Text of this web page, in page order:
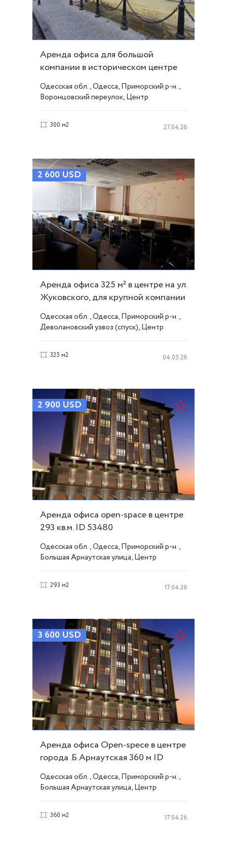
Аренда офиса для большой
компании в историческом центре
Одессы ID 52915
Одесская обл., Одесса, Приморский р-н.,
Воронцовский переулок, Центр
300 м2 27.04.26
2 600 USD
Аренда офиса 325 м² в центре на ул.
Жуковского, для крупной компании
ID 54217
Одесская обл., Одесса, Приморский р-н.,
Деволановский узвоз (спуск), Центр
325 м2 04.05.26
2 900 USD
Аренда офиса open-spасe в центре
293 кв.м. ID 53480
Одесская обл., Одесса, Приморский р-н.,
Большая Арнаутская улица, Центр
293 м2 17.04.26
3 600 USD
Аренда офиса Оpen-spece в центре
города .Б.Арнаутская 360 м ID
53481
Одесская обл., Одесса, Приморский р-н.,
Большая Арнаутская улица, Центр
360 м2 17.04.26